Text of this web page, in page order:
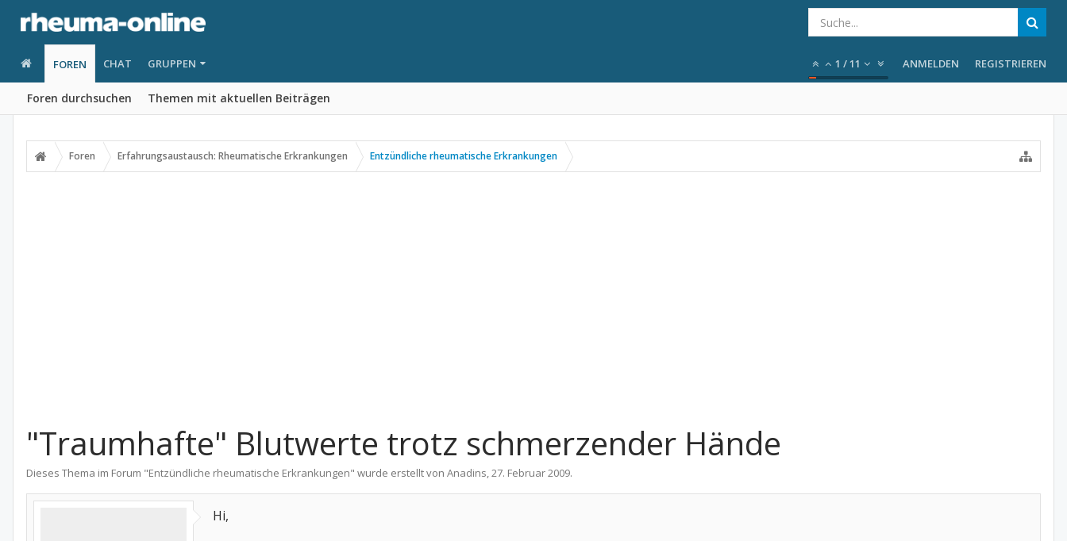
FOREN
Foren durchsuchen Themen mit aktuellen Beiträgen
CHAT GRUPPEN 1 /11 ANMELDEN REGISTRIEREN
Foren Erfahrungsaustausch: Rheumatische Erkrankungen Entzündliche rheumatische Erkrankungen
"Traumhafte" Blutwerte trotz schmerzender Hände
Dieses Thema im Forum "Entzündliche rheumatische Erkrankungen" wurde erstellt von Anadins,27. Februar 2009.
Hi,